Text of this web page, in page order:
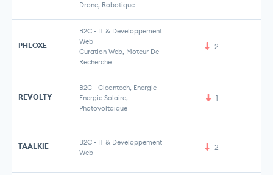
Drone, Robotique
PHLOXE
B2C - IT & Developpement
Web
Curation Web, Moteur De
Recherche
2
REVOLTY
B2C - Cleantech, Energie
Energie Solaire,
Photovoltaique
1
TAALKIE B2C - IT & Developpement
Web
2